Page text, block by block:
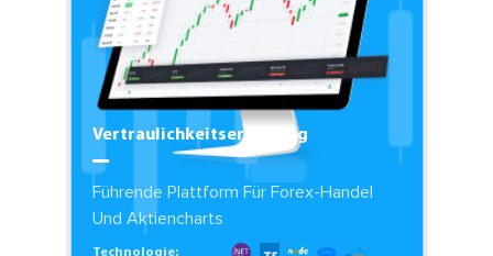
Vertraulichkeitserklärung
Führende Plattform Für Forex-Handel
Und Aktiencharts
Technologie: